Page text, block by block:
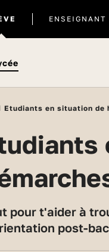
actuel
ENSEIGNANT
Etudiants en situation de
post-